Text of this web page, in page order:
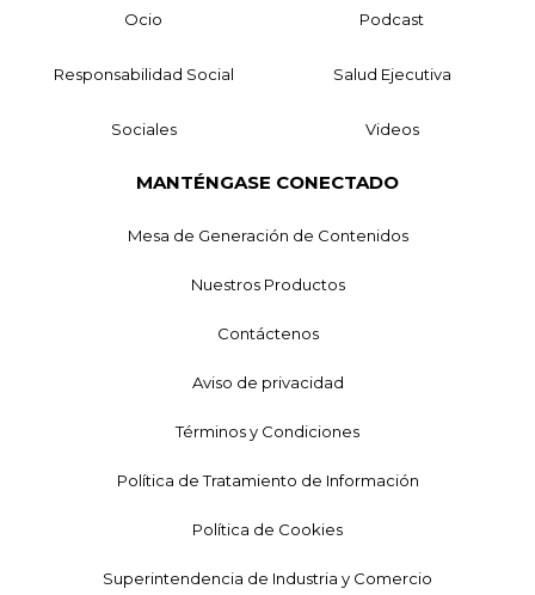
Ocio Podcast
Responsabilidad Social Salud Ejecutiva
Sociales Videos
MANTÉNGASE CONECTADO
Mesa de Generación de Contenidos
Nuestros Productos
Contáctenos
Aviso de privacidad
Términos y Condiciones
Política de Tratamiento de Información
Política de Cookies
Superintendencia de Industria y Comercio